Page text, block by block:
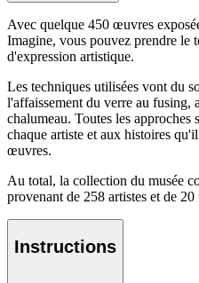
Avec quelque 450 œuvres
Imagine, vous pouvez prendre le
d'expression artistique.
Les techniques utilisées vont du
l'affaissement du verre au fusing,
chalumeau. Toutes les approches
chaque artiste et aux histoires
œuvres.
Au total, la collection du musée
provenant de 258 artistes et de
Instructions